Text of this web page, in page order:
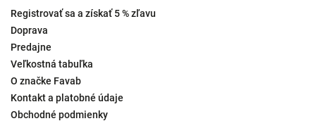
Registrovať sa a získať 5 % zľavu
Doprava
Predajne
Veľkostná tabuľka
O značke Favab
Kontakt a platobné údaje
Obchodné podmienky